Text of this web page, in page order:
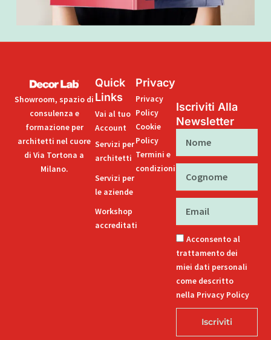
Showroom, spazio di
consulenza e
formazione per
architetti nel cuore
di Via Tortona a
Milano.
Quick
Links
Vai al tuo
Account
Servizi per
architetti
Servizi per
le aziende
Workshop
accreditati
Privacy
Privacy
Policy
Cookie
Policy
Termini e
condizioni
Iscriviti Alla
Newsletter
Acconsento al
trattamento dei
miei dati personali
come descritto
nella Privacy Policy
Iscriviti